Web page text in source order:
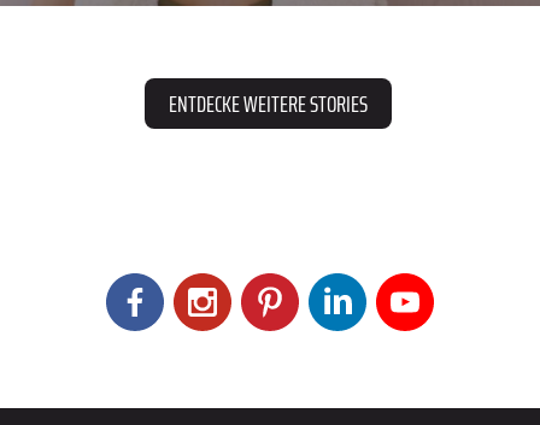
ENTDECKE WEITERE STORIES